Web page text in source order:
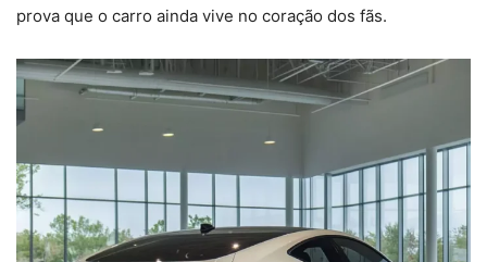
prova que o carro ainda vive no coração dos fãs.